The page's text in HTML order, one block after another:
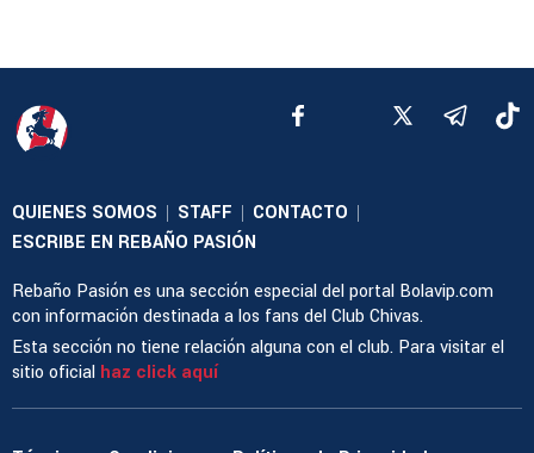
QUIENES SOMOS | STAFF | CONTACTO |
ESCRIBE EN REBAÑO PASIÓN
Rebaño Pasión es una sección especial del portal Bolavip.com
con información destinada a los fans del Club Chivas.
Esta sección no tiene relación alguna con el club. Para visitar el
sitio oficial haz click aquí